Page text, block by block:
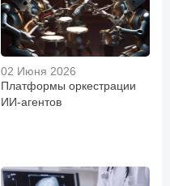
02 Июня 2026
Платформы оркестрации
ИИ-агентов